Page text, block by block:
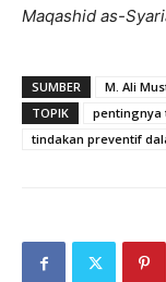
Maqashid as-
SUMBER
M. Ali
TOPIK
pentingnya
tindakan preventif